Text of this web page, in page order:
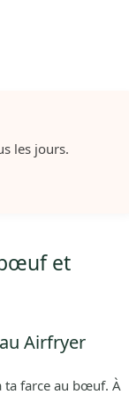
les jours.
et
Airfryer
ta farce au bœuf. À